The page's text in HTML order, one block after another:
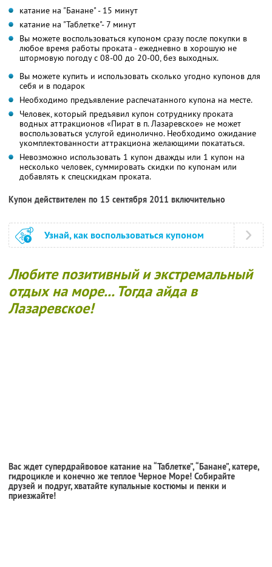
катание на "Банане" - 15 минут
катание на "Таблетке"- 7 минут
Вы можете воспользоваться купоном сразу после покупки в
любое время работы проката - ежедневно в хорошую не
штормовую погоду с 08-00 до 20-00, без выходных.
Вы можете купить и использовать сколько угодно купонов для
себя и в подарок
Необходимо предъявление распечатанного купона на месте.
Человек, который предъявил купон сотруднику проката
водных аттракционов «Пират в п. Лазаревское» не может
воспользоваться услугой единолично. Необходимо ожидание
укомплектованности аттракциона желающими покататься.
Невозможно использовать 1 купон дважды или 1 купон на
несколько человек, суммировать скидки по купонам или
добавлять к спецскидкам проката.
Купон действителен по 15 сентября 2011 включительно
Узнай, как воспользоваться купоном
Любите позитивный и экстремальный
отдых на море... Тогда айда в
Лазаревское!
Вас ждет супердрайвовое катание на “Таблетке”, “Банане”, катере,
гидроцикле и конечно же теплое Черное Море! Собирайте
друзей и подруг, хватайте купальные костюмы и пенки и
приезжайте!